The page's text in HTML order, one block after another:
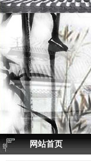
网站首页